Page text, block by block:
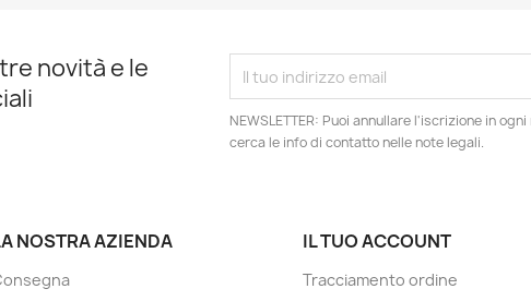
novità e le
NEWSLETTER: Puoi annullare l'iscrizione in
cerca le info di contatto nelle note legali.
NOSTRA AZIENDA IL TUO ACCOUNT
Tracciamento ordine